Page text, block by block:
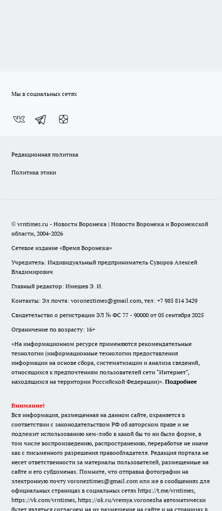
Мы в социальных сетях
Редакционная политика
Политика этики
© vrntimes.ru - Новости Воронежа | Новости Воронежа и Воронежской
области, 2004-2026
Сетевое издание «Время Воронежа»
Учредитель: Индивидуальный предприниматель Суворов Алексей
Владимирович
Главный редактор: Имешев Э. И.
Контакты: Эл.почта: voroneztimes@gmail.com, тел: +7 985 814 3429
Свидетельство о регистрации ЭЛ № ФС 77 - 90000 от 05 сентября 2025
Ограничение по возрасту: 16+
«На информационном ресурсе применяются рекомендательные
технологии (информационные технологии предоставления
информации на основе сбора, систематизации и анализа сведений,
относящихся к предпочтениям пользователей сети "Интернет",
находящихся на территории Российской Федерации)». Подробнее
Внимание!
Вся информация, размещенная на данном сайте, охраняется в
соответствии с законодательством РФ об авторском праве и не
подлежит использованию кем-либо в какой бы то ни было форме, в
том числе воспроизведению, распространению, переработке не иначе
как с письменного разрешения правообладателя. Редакция портала не
несет ответственности за материалы пользователей, размещенные на
сайте и его субдоменах. Помните, что отправка фотографии на
электронную почту voroneztimes@gmail.com или же в сообщениях для
официальных страницах в социальных сетях https://t.me/vrntimes,
https://vk.com/vrntimes, https://ok.ru/vremya.voronezha автоматически
будет являться согласием на их размещение на сайте и на страницах в